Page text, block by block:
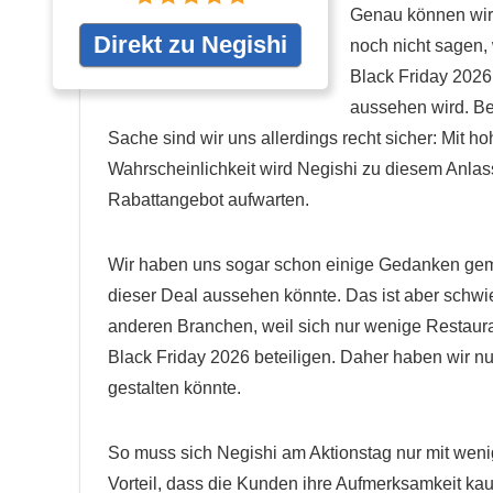
Direkt zu Negishi
Genau können
noch nicht sagen,
Black Friday
aussehen wird.
Sache sind wir uns allerdings recht sicher: Mit
Wahrscheinlichkeit wird Negishi zu diesem
Rabattangebot aufwarten.
Wir haben uns sogar schon einige Gedanken
dieser Deal aussehen könnte. Das ist aber
anderen Branchen, weil sich nur wenige
Black Friday 2026 beteiligen. Daher haben wir
gestalten könnte.
So muss sich Negishi am Aktionstag nur mit
Vorteil, dass die Kunden ihre Aufmerksamkeit